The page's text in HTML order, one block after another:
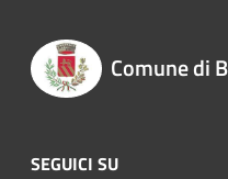
Comune di
SEGUICI SU